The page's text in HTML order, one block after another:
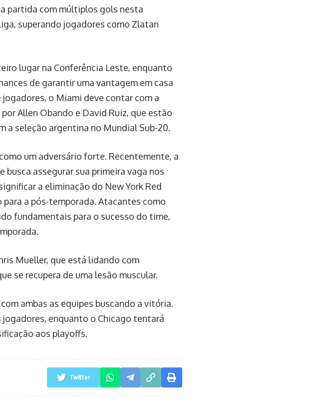
partida com múltiplos gols nesta
superando jogadores como Zlatan
lugar na Conferência Leste, enquanto
de garantir uma vantagem em casa
o Miami deve contar com a
Allen Obando e David Ruiz, que estão
a seleção argentina no Mundial Sub-20.
um adversário forte. Recentemente, a
busca assegurar sua primeira vaga nos
a eliminação do New York Red
para a pós-temporada. Atacantes como
fundamentais para o sucesso do time,
Mueller, que está lidando com
se recupera de uma lesão muscular.
ambas as equipes buscando a vitória.
enquanto o Chicago tentará
aos playoffs.
Twitter